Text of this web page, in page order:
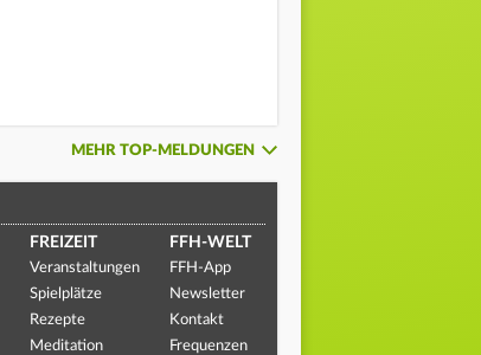
MEHR TOP-MELDUNGEN
FREIZEIT
Veranstaltungen
Spielplätze
Rezepte
Meditation
FFH-WELT
FFH-App
Newsletter
Kontakt
Frequenzen